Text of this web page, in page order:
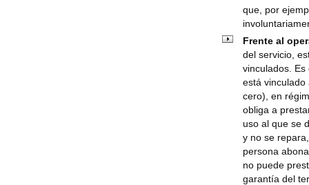
que, por
Frente al
del servicio,
vinculados.
está
cero), en
obliga a
uso al que se
y no se
persona
no puede
garantía del